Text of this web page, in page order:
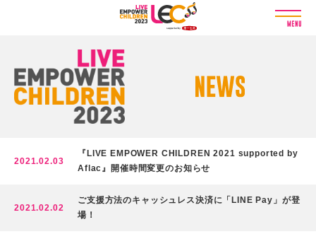
L
E
E
M
P
O
R
C
I
2021.02.03
『LIVE EMPOWER CHILDREN 2021 supported by
Aflac』開催時間変更のお知らせ
2021.02.02
ご支援方法のキャッシュレス決済に「LINE Pay」が登
場！